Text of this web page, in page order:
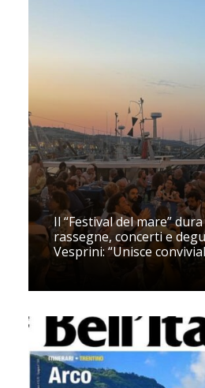
Il “Festival del mare”
rassegne, concerti e
Vesprini: “Unisce